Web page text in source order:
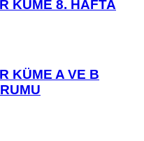
KÜME 8. HAFTA
KÜME A VE B